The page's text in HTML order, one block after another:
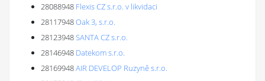
28088948 Flexis CZ s.r.o. v likvidaci
28117948Oak 3, s.r.o.
28123948SANTA CZ s.r.o.
28146948 Datekom s.r.o.
28169948AIR DEVELOP Ruzyně s.r.o.